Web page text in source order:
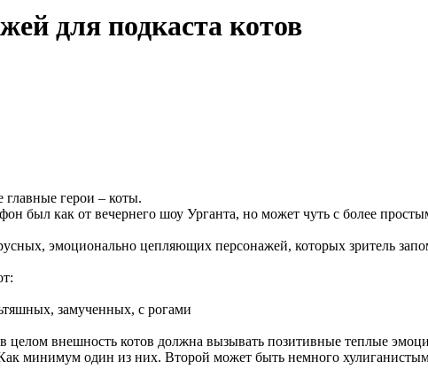
для подкаста котов
главные герои – коты.
был как от вечернего шоу Урганта, но может чуть с более
эмоционально цепляющих персонажей, которых зритель
замученных, с рогами
целом внешность котов должна вызывать позитивные теплые
минимум один из них. Второй может быть немного